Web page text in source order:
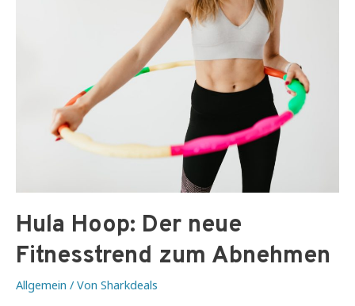
Hula Hoop: Der neue
Fitnesstrend zum Abnehmen
Allgemein / Von Sharkdeals